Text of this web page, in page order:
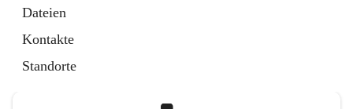
Dateien
Kontakte
Standorte